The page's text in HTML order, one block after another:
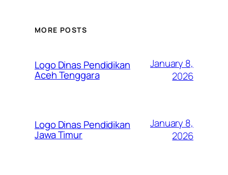
MORE POSTS
Logo Dinas Pendidikan
Aceh Tenggara
January 8,
2026
Logo Dinas Pendidikan
Jawa Timur
January 8,
2026